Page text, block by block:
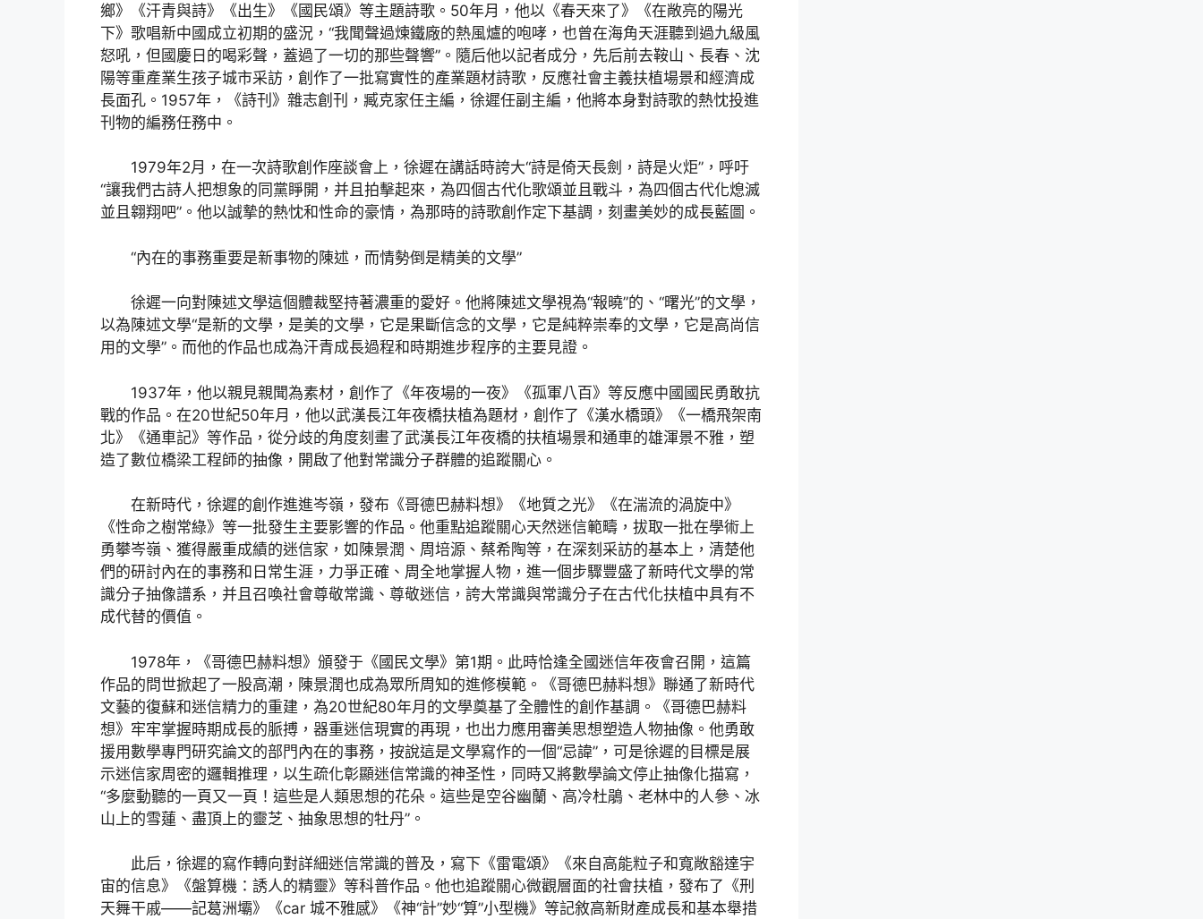
鄉》《汗青與詩》《出生》《國民頌》等主題詩歌。50年月，他以《春天來了》《在敞亮的陽光
下》歌唱新中國成立初期的盛況，“我聞聲過煉鐵廠的熱風爐的咆哮，也曾在海角天涯聽到過九級風
怒吼，但國慶日的喝彩聲，蓋過了一切的那些聲響”。隨后他以記者成分，先后前去鞍山、長春、沈
陽等重產業生孩子城市采訪，創作了一批寫實性的產業題材詩歌，反應社會主義扶植場景和經濟成
長面孔。1957年，《詩刊》雜志創刊，臧克家任主編，徐遲任副主編，他將本身對詩歌的熱忱投進
刊物的編務任務中。
1979年2月，在一次詩歌創作座談會上，徐遲在講話時誇大“詩是倚天長劍，詩是火炬”，呼吁
“讓我們古詩人把想象的同黨睜開，并且拍擊起來，為四個古代化歌頌並且戰斗，為四個古代化熄滅
並且翱翔吧”。他以誠摯的熱忱和性命的豪情，為那時的詩歌創作定下基調，刻畫美妙的成長藍圖。
“內在的事務重要是新事物的陳述，而情勢倒是精美的文學”
徐遲一向對陳述文學這個體裁堅持著濃重的愛好。他將陳述文學視為“報曉”的、“曙光”的文學，
以為陳述文學“是新的文學，是美的文學，它是果斷信念的文學，它是純粹崇奉的文學，它是高尚信
用的文學”。而他的作品也成為汗青成長過程和時期進步程序的主要見證。
1937年，他以親見親聞為素材，創作了《年夜場的一夜》《孤軍八百》等反應中國國民勇敢抗
戰的作品。在20世紀50年月，他以武漢長江年夜橋扶植為題材，創作了《漢水橋頭》《一橋飛架南
北》《通車記》等作品，從分歧的角度刻畫了武漢長江年夜橋的扶植場景和通車的雄渾景不雅，塑
造了數位橋梁工程師的抽像，開啟了他對常識分子群體的追蹤關心。
在新時代，徐遲的創作進進岑嶺，發布《哥德巴赫料想》《地質之光》《在湍流的渦旋中》
《性命之樹常綠》等一批發生主要影響的作品。他重點追蹤關心天然迷信範疇，拔取一批在學術上
勇攀岑嶺、獲得嚴重成績的迷信家，如陳景潤、周培源、蔡希陶等，在深刻采訪的基本上，清楚他
們的研討內在的事務和日常生涯，力爭正確、周全地掌握人物，進一個步驟豐盛了新時代文學的常
識分子抽像譜系，并且召喚社會尊敬常識、尊敬迷信，誇大常識與常識分子在古代化扶植中具有不
成代替的價值。
1978年，《哥德巴赫料想》頒發于《國民文學》第1期。此時恰逢全國迷信年夜會召開，這篇
作品的問世掀起了一股高潮，陳景潤也成為眾所周知的進修模範。《哥德巴赫料想》聯通了新時代
文藝的復蘇和迷信精力的重建，為20世紀80年月的文學奠基了全體性的創作基調。《哥德巴赫料
想》牢牢掌握時期成長的脈搏，器重迷信現實的再現，也出力應用審美思想塑造人物抽像。他勇敢
援用數學專門研究論文的部門內在的事務，按說這是文學寫作的一個“忌諱”，可是徐遲的目標是展
示迷信家周密的邏輯推理，以生疏化彰顯迷信常識的神圣性，同時又將數學論文停止抽像化描寫，
“多麼動聽的一頁又一頁！這些是人類思想的花朵。這些是空谷幽蘭、高冷杜鵑、老林中的人參、冰
山上的雪蓮、盡頂上的靈芝、抽象思想的牡丹”。
此后，徐遲的寫作轉向對詳細迷信常識的普及，寫下《雷電頌》《來自高能粒子和寬敞豁達宇
宙的信息》《盤算機：誘人的精靈》等科普作品。他也追蹤關心微觀層面的社會扶植，發布了《刑
天舞干戚——記葛洲壩》《car 城不雅感》《神“計”妙“算”小型機》等記敘高新財產成長和基本舉措